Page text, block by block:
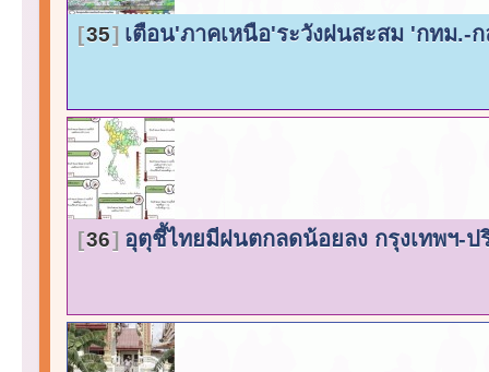
35 เตือน'ภาคเหนือ'ระวังฝนสะสม 'กทม.-
36 อุตุชี้ไทยมีฝนตกลดน้อยลง กรุงเทพฯ-